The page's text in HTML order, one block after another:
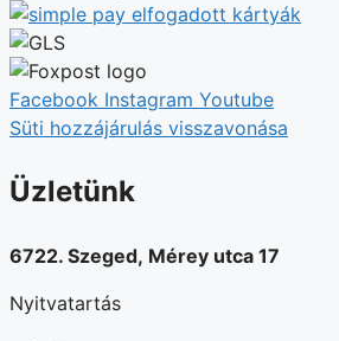
Facebook Instagram Youtube
Süti hozzájárulás visszavonása
Üzletünk
6722. Szeged, Mérey utca 17
Nyitvatartás